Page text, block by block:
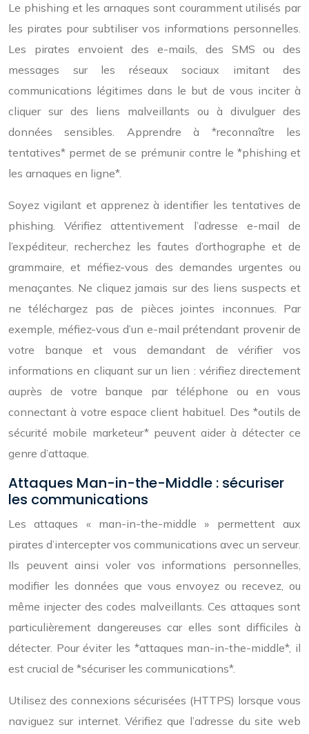
Le phishing et les arnaques sont couramment utilisés par
les pirates pour subtiliser vos informations personnelles.
Les pirates envoient des e-mails, des SMS ou des
messages sur les réseaux sociaux imitant des
communications légitimes dans le but de vous inciter à
cliquer sur des liens malveillants ou à divulguer des
données sensibles. Apprendre à *reconnaître les
tentatives* permet de se prémunir contre le *phishing et
les arnaques en ligne*.
Soyez vigilant et apprenez à identifier les tentatives de
phishing. Vérifiez attentivement l’adresse e-mail de
l’expéditeur, recherchez les fautes d’orthographe et de
grammaire, et méfiez-vous des demandes urgentes ou
menaçantes. Ne cliquez jamais sur des liens suspects et
ne téléchargez pas de pièces jointes inconnues. Par
exemple, méfiez-vous d’un e-mail prétendant provenir de
votre banque et vous demandant de vérifier vos
informations en cliquant sur un lien : vérifiez directement
auprès de votre banque par téléphone ou en vous
connectant à votre espace client habituel. Des *outils de
sécurité mobile marketeur* peuvent aider à détecter ce
genre d’attaque.
Attaques Man-in-the-Middle : sécuriser
les communications
Les attaques « man-in-the-middle » permettent aux
pirates d’intercepter vos communications avec un serveur.
Ils peuvent ainsi voler vos informations personnelles,
modifier les données que vous envoyez ou recevez, ou
même injecter des codes malveillants. Ces attaques sont
particulièrement dangereuses car elles sont difficiles à
détecter. Pour éviter les *attaques man-in-the-middle*, il
est crucial de *sécuriser les communications*.
Utilisez des connexions sécurisées (HTTPS) lorsque vous
naviguez sur internet. Vérifiez que l’adresse du site web